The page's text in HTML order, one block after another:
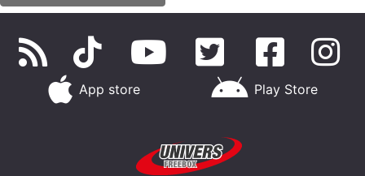
App store Play Store